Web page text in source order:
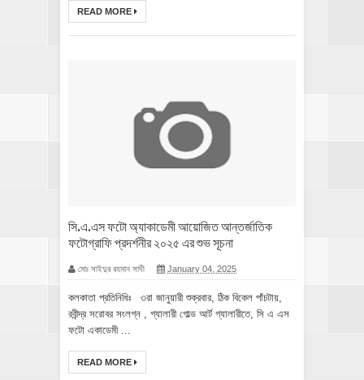
READ MORE
সি.এ.এস ফটো অ্যাকাডেমী আয়োজিত আন্তর্জাতিক
ফটোগ্রাফি প্রদর্শনীর ২০২৫ এর শুভ সূচনা
মোঃ সাইদুর রহমান সাদী January 04, 2025
কলকাতা প্রতিনিধিঃ ৩রা জানুয়ারী শুক্রবার, ঠিক বিকেল পাঁচটায়,
রবীন্দ্র সরোবর সংলগ্ন , গ্যালারী গোল্ড আর্ট গ্যালারীতে, সি এ এস
ফটো একাডেমী ...
READ MORE